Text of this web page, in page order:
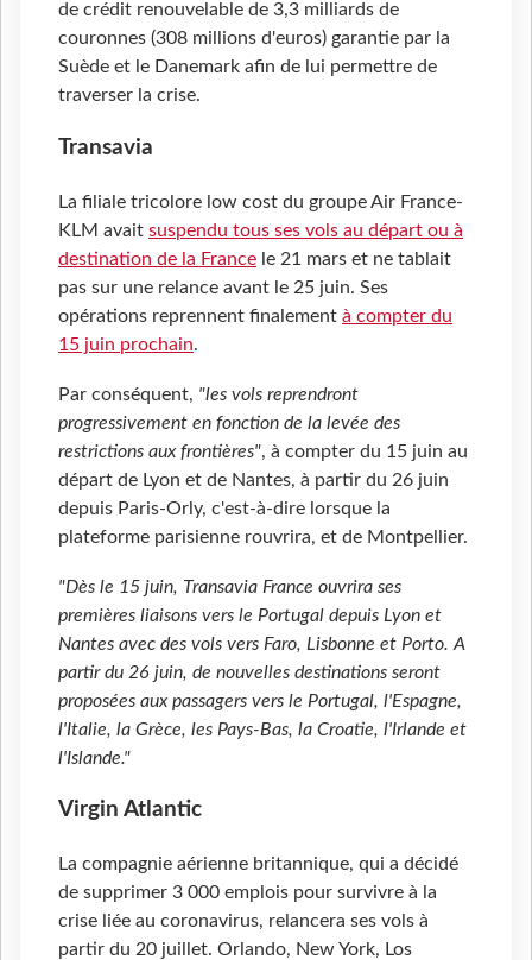
de crédit renouvelable de 3,3 milliards de
couronnes (308 millions d'euros) garantie par la
Suède et le Danemark afin de lui permettre de
traverser la crise.
Transavia
La filiale tricolore low cost du groupe Air France-
KLM avait suspendu tous ses vols au départ ou à
destination de la France le 21 mars et ne tablait
pas sur une relance avant le 25 juin. Ses
opérations reprennent finalement à compter du
15 juin prochain.
Par conséquent, "les vols reprendront
progressivement en fonction de la levée des
restrictions aux frontières", à compter du 15 juin au
départ de Lyon et de Nantes, à partir du 26 juin
depuis Paris-Orly, c'est-à-dire lorsque la
plateforme parisienne rouvrira, et de Montpellier.
"Dès le 15 juin, Transavia France ouvrira ses
premières liaisons vers le Portugal depuis Lyon et
Nantes avec des vols vers Faro, Lisbonne et Porto. A
partir du 26 juin, de nouvelles destinations seront
proposées aux passagers vers le Portugal, l'Espagne,
l'Italie, la Grèce, les Pays-Bas, la Croatie, l'Irlande et
l'Islande."
Virgin Atlantic
La compagnie aérienne britannique, qui a décidé
de supprimer 3 000 emplois pour survivre à la
crise liée au coronavirus, relancera ses vols à
partir du 20 juillet. Orlando, New York, Los